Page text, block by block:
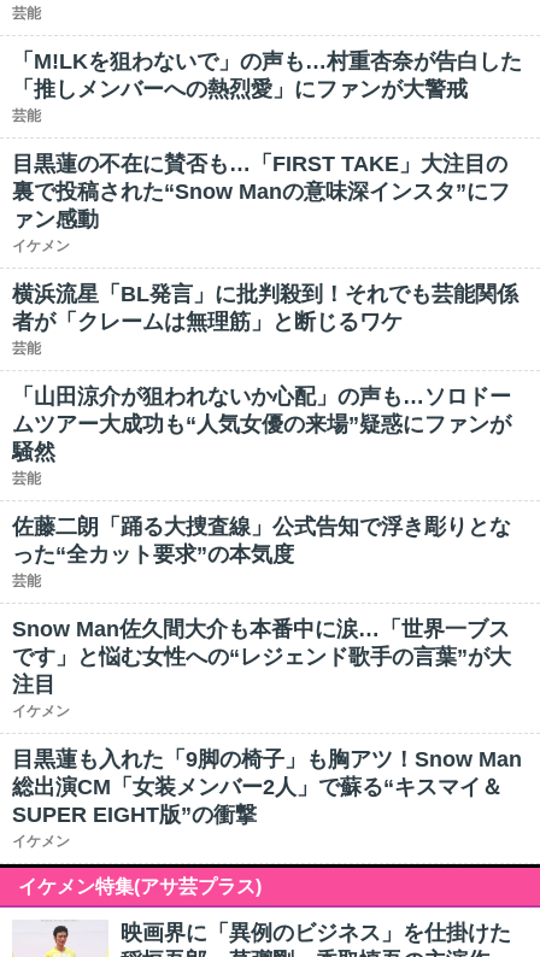
芸能
「M!LKを狙わないで」の声も…村重杏奈が告白した
「推しメンバーへの熱烈愛」にファンが大警戒
芸能
目黒蓮の不在に賛否も…「FIRST TAKE」大注目の
裏で投稿された“Snow Manの意味深インスタ”にフ
ァン感動
イケメン
横浜流星「BL発言」に批判殺到！それでも芸能関係
者が「クレームは無理筋」と断じるワケ
芸能
「山田涼介が狙われないか心配」の声も…ソロドー
ムツアー大成功も“人気女優の来場”疑惑にファンが
騒然
芸能
佐藤二朗「踊る大捜査線」公式告知で浮き彫りとな
った“全カット要求”の本気度
芸能
Snow Man佐久間大介も本番中に涙…「世界一ブス
です」と悩む女性への“レジェンド歌手の言葉”が大
注目
イケメン
目黒蓮も入れた「9脚の椅子」も胸アツ！Snow Man
総出演CM「女装メンバー2人」で蘇る“キスマイ＆
SUPER EIGHT版”の衝撃
イケメン
イケメン特集(アサ芸プラス)
映画界に「異例のビジネス」を仕掛けた